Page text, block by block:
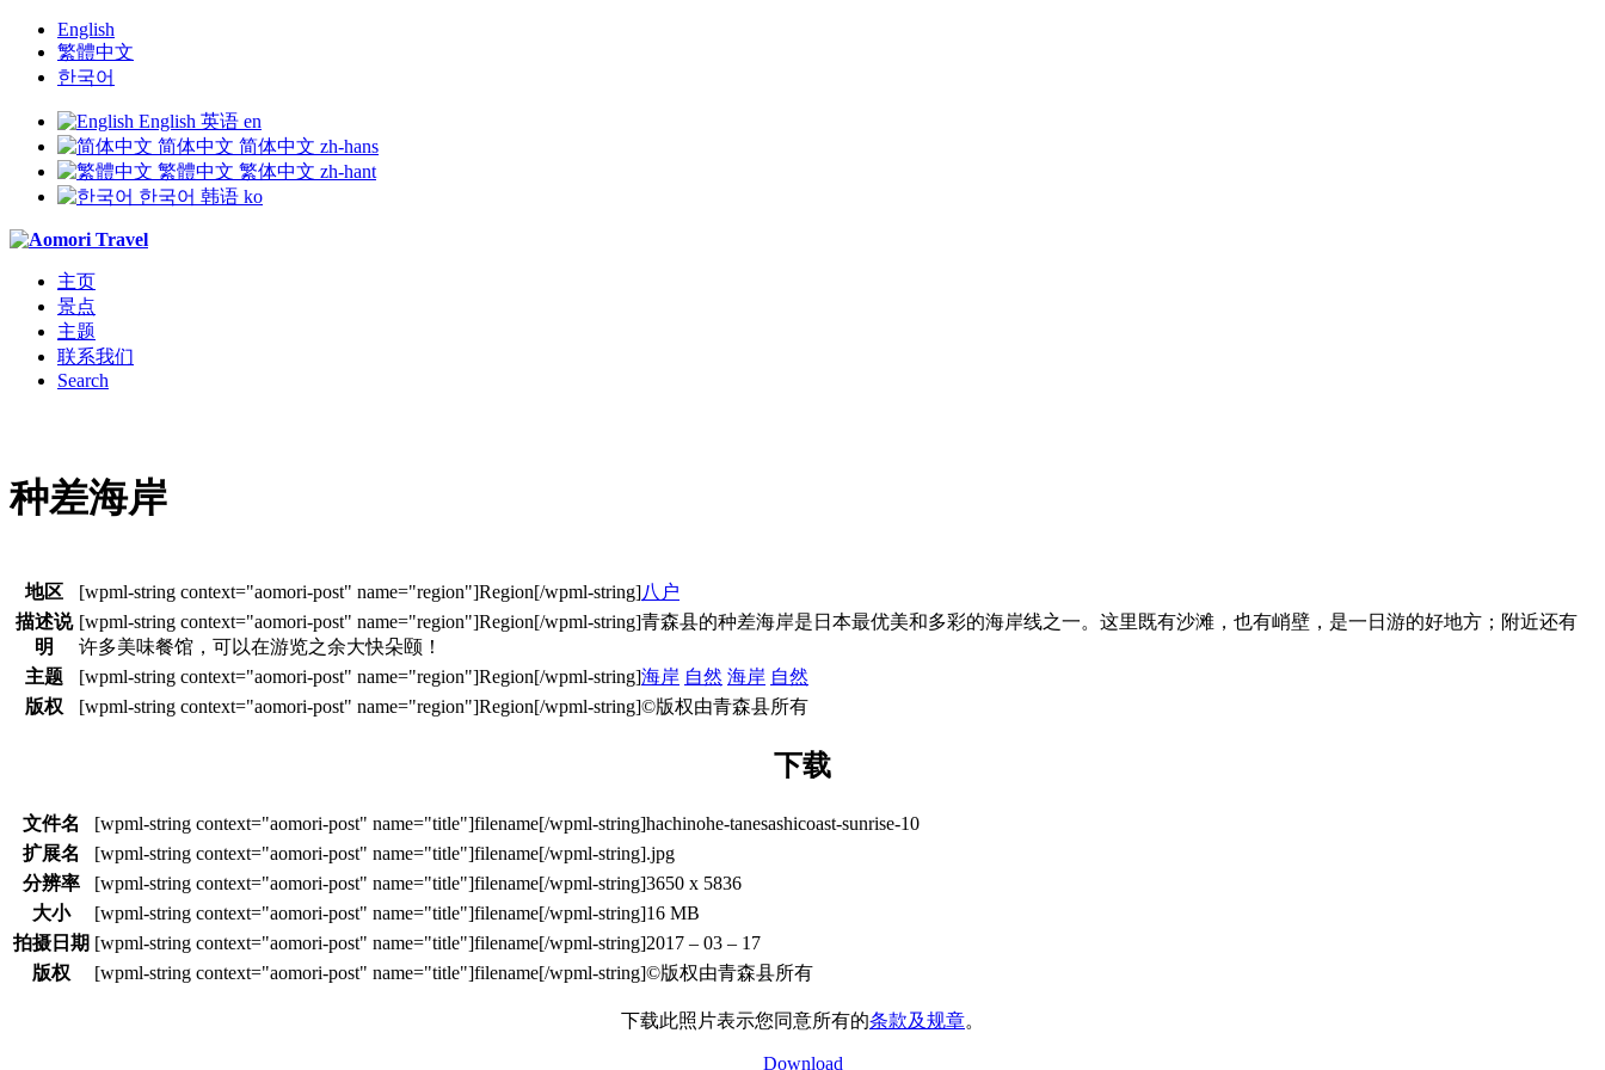
English
繁體中文
한국어
English 英语 en
简体中文 简体中文 zh-hans
繁體中文 繁体中文 zh-hant
한국어 韩语 ko
主页
景点
主题
联系我们
Search
种差海岸
地区
八户
描述说
明
青森县的种差海岸是日本最优美和多彩的海岸线之一。这里既有沙滩，也有峭壁，是一日游的好地方；附近还有
许多美味餐馆，可以在游览之余大快朵颐！
主题
海岸 自然 海岸 自然
版权
©版权由青森县所有
下载
文件名
hachinohe-tanesashicoast-sunrise-10
扩展名
.jpg
分辨率
3650 x 5836
大小
16 MB
拍摄日期
2017 – 03 – 17
版权
©版权由青森县所有
下载此照片表示您同意所有的条款及规章。
Download